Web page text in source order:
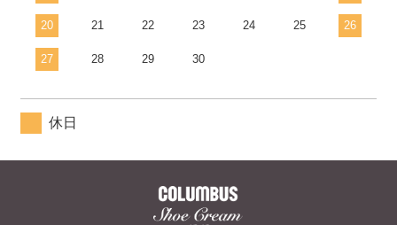
20 21 22 23 24 25 26
27 28 29 30
休日